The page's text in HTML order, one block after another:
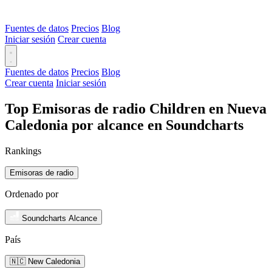
Fuentes de datos Precios Blog
Iniciar sesión Crear cuenta
Fuentes de datos Precios Blog
Crear cuenta Iniciar sesión
Top Emisoras de radio Children en Nueva
Caledonia por alcance en Soundcharts
Rankings
Emisoras de radio
Ordenado por
Soundcharts Alcance
País
🇳🇨 New Caledonia